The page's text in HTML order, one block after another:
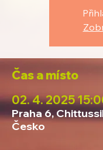
Čas a místo
02. 4. 2025
Praha 6,
Česko